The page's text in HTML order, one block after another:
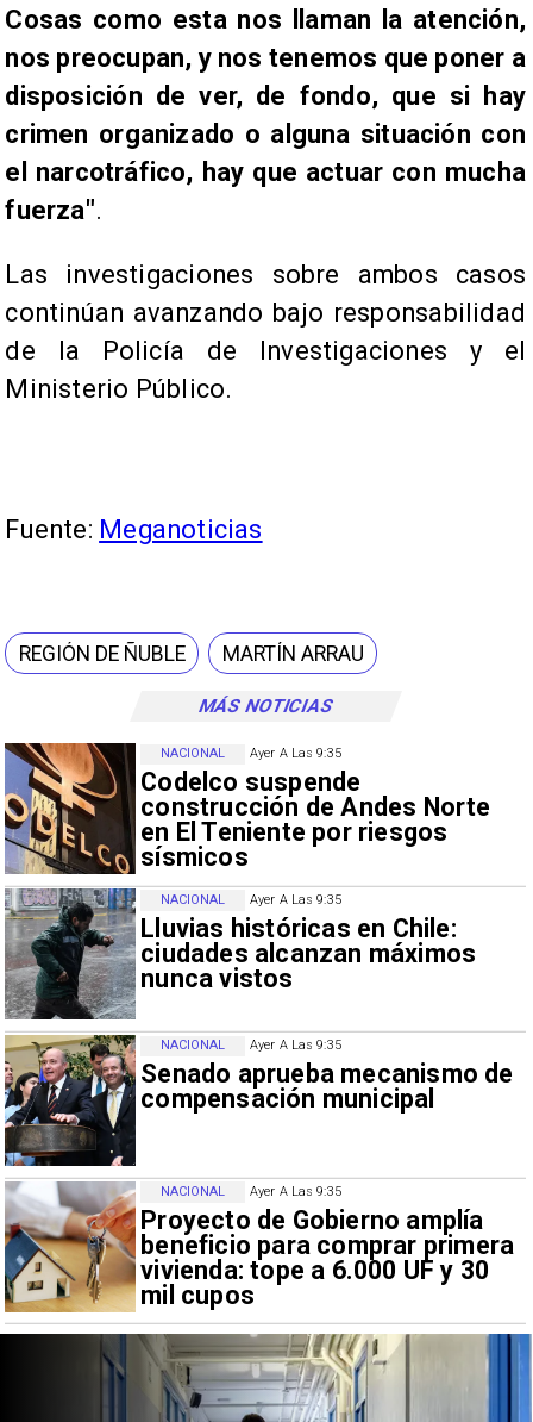
MÁS NOTICIAS
Ayer A Las 9:35
Codelco suspende
construcción de Andes Norte
en El Teniente por riesgos
sísmicos
NACIONAL
Ayer A Las 9:35
Lluvias históricas en Chile:
ciudades alcanzan máximos
nunca vistos
NACIONAL
Ayer A Las 9:35
Senado aprueba mecanismo de
compensación municipal
NACIONAL
Ayer A Las 9:35
Proyecto de Gobierno amplía
beneficio para comprar primera
vivienda: tope a 6.000 UF y 30
mil cupos
NACIONAL
Cosas como esta nos llaman la atención,
nos preocupan, y nos tenemos que poner a
disposición de ver, de fondo, que si hay
crimen organizado o alguna situación con
el narcotráfico, hay que actuar con mucha
fuerza".
Las investigaciones sobre ambos casos
continúan avanzando bajo responsabilidad
de la Policía de Investigaciones y el
Ministerio Público.
Fuente: Meganoticias
REGIÓN DE ÑUBLE MARTÍN ARRAU